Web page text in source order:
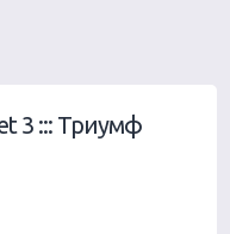
3 ::: Триумф